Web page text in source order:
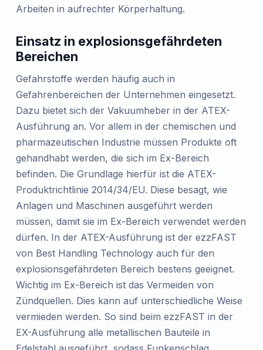
Arbeiten in aufrechter Körperhaltung.
Einsatz in explosionsgefährdeten
Bereichen
Gefahrstoffe werden häufig auch in
Gefahrenbereichen der Unternehmen eingesetzt.
Dazu bietet sich der Vakuumheber in der ATEX-
Ausführung an. Vor allem in der chemischen und
pharmazeutischen Industrie müssen Produkte oft
gehandhabt werden, die sich im Ex-Bereich
befinden. Die Grundlage hierfür ist die ATEX-
Produktrichtlinie 2014/34/EU. Diese besagt, wie
Anlagen und Maschinen ausgeführt werden
müssen, damit sie im Ex-Bereich verwendet werden
dürfen. In der ATEX-Ausführung ist der ezzFAST
von Best Handling Technology auch für den
explosionsgefährdeten Bereich bestens geeignet.
Wichtig im Ex-Bereich ist das Vermeiden von
Zündquellen. Dies kann auf unterschiedliche Weise
vermieden werden. So sind beim ezzFAST in der
EX-Ausführung alle metallischen Bauteile in